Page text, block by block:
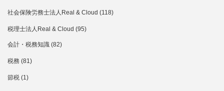
社会保険労務士法人Real & Cloud (118)
税理士法人Real & Cloud (95)
会計・税務知識 (82)
税務 (81)
節税 (1)